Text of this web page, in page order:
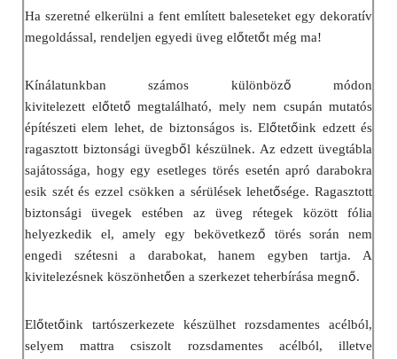
Ha szeretné elkerülni a fent említett baleseteket egy dekoratív
megoldással, rendeljen egyedi üveg előtetőt még ma!
Kínálatunkban számos különböző módon
kivitelezett előtető megtalálható, mely nem csupán mutatós
építészeti elem lehet, de biztonságos is. Előtetőink edzett és
ragasztott biztonsági üvegből készülnek. Az edzett üvegtábla
sajátossága, hogy egy esetleges törés esetén apró darabokra
esik szét és ezzel csökken a sérülések lehetősége. Ragasztott
biztonsági üvegek estében az üveg rétegek között fólia
helyezkedik el, amely egy bekövetkező törés során nem
engedi szétesni a darabokat, hanem egyben tartja. A
kivitelezésnek köszönhetően a szerkezet teherbírása megnő.
Előtetőink tartószerkezete készülhet rozsdamentes acélból,
selyem mattra csiszolt rozsdamentes acélból, illetve